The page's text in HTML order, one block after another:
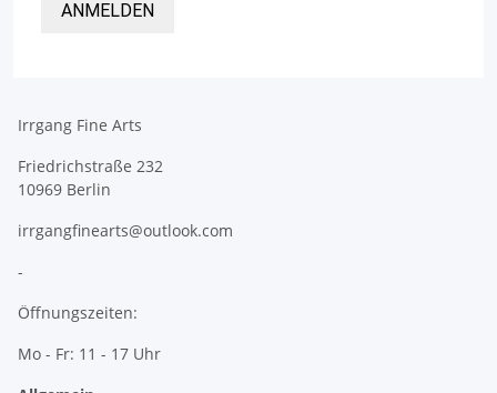
ANMELDEN
Irrgang Fine Arts
Friedrichstraße 232
10969 Berlin
irrgangfinearts@outlook.com
-
Öffnungszeiten:
Mo - Fr: 11 - 17 Uhr